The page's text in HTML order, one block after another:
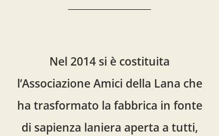
Nel 2014 si è costituita
l’Associazione Amici della Lana che
ha trasformato la fabbrica in fonte
di sapienza laniera aperta a tutti,